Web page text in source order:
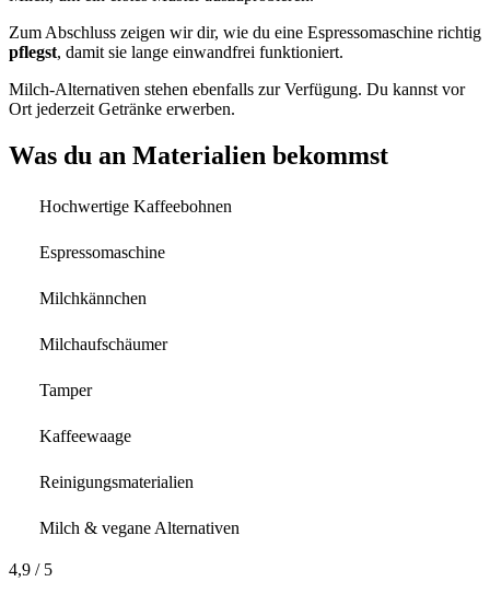
Zum Abschluss zeigen wir dir, wie du eine Espressomaschine richtig
pflegst, damit sie lange einwandfrei funktioniert.
Milch-Alternativen stehen ebenfalls zur Verfügung. Du kannst vor
Ort jederzeit Getränke erwerben.
Was du an Materialien bekommst
Hochwertige Kaffeebohnen
Espressomaschine
Milchkännchen
Milchaufschäumer
Tamper
Kaffeewaage
Reinigungsmaterialien
Milch & vegane Alternativen
4,9 / 5